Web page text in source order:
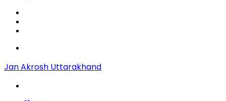
Jan Akrosh Uttarakhand